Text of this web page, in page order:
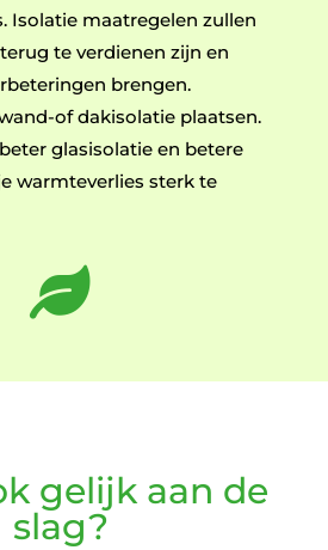
Isolatie maatregelen zullen
te verdienen zijn en
brengen.
of dakisolatie plaatsen.
glasisolatie en betere
warmteverlies sterk te

gelijk aan de
slag?